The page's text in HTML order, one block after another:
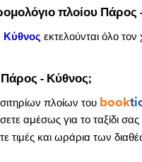
πλοίου
Κύθνοςεκτελούνται όλο
- Κύθνος;
πλοίων του book
αμέσως για το ταξίδι
τιμές και ωράρια των